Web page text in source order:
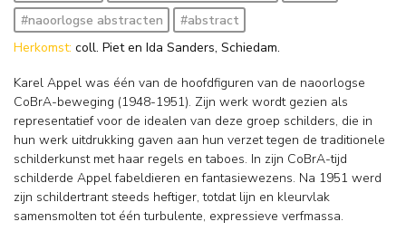
#naoorlogse abstracten
#abstract
Herkomst: coll. Piet en Ida Sanders, Schiedam.
Karel Appel was één van de hoofdfiguren van de naoorlogse
CoBrA-beweging (1948-1951). Zijn werk wordt gezien als
representatief voor de idealen van deze groep schilders, die in
hun werk uitdrukking gaven aan hun verzet tegen de traditionele
schilderkunst met haar regels en taboes. In zijn CoBrA-tijd
schilderde Appel fabeldieren en fantasiewezens. Na 1951 werd
zijn schildertrant steeds heftiger, totdat lijn en kleurvlak
samensmolten tot één turbulente, expressieve verfmassa.